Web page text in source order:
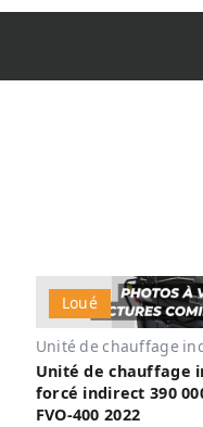
Loué
Unité de chauffage
Unité de chauffage
forcé indirect 390
FVO-400 2022